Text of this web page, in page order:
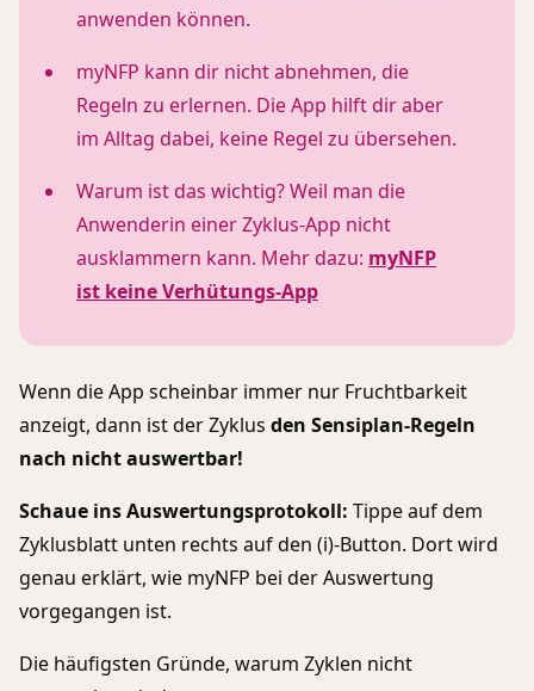
anwenden können.
myNFP kann dir nicht abnehmen, die
Regeln zu erlernen. Die App hilft dir aber
im Alltag dabei, keine Regel zu übersehen.
Warum ist das wichtig? Weil man die
Anwenderin einer Zyklus-App nicht
ausklammern kann. Mehr dazu: myNFP
ist keine Verhütungs-App
Wenn die App scheinbar immer nur Fruchtbarkeit
anzeigt, dann ist der Zyklus den Sensiplan-Regeln
nach nicht auswertbar!
Schaue ins Auswertungsprotokoll: Tippe auf dem
Zyklusblatt unten rechts auf den (i)-Button. Dort wird
genau erklärt, wie myNFP bei der Auswertung
vorgegangen ist.
Die häufigsten Gründe, warum Zyklen nicht